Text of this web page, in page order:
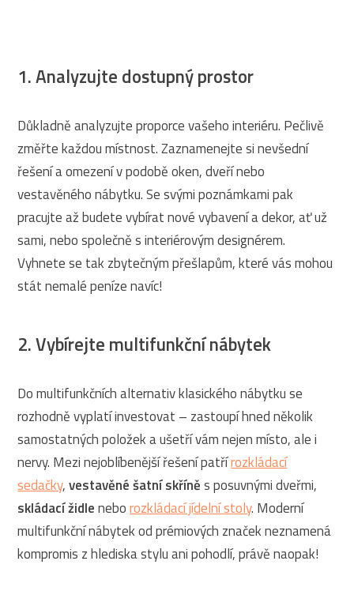
1. Analyzujte dostupný prostor
Důkladně analyzujte proporce vašeho interiéru. Pečlivě
změřte každou místnost. Zaznamenejte si nevšední
řešení a omezení v podobě oken, dveří nebo
vestavěného nábytku. Se svými poznámkami pak
pracujte až budete vybírat nové vybavení a dekor, ať už
sami, nebo společně s interiérovým designérem.
Vyhnete se tak zbytečným přešlapům, které vás mohou
stát nemalé peníze navíc!
2. Vybírejte multifunkční nábytek
Do multifunkčních alternativ klasického nábytku se
rozhodně vyplatí investovat – zastoupí hned několik
samostatných položek a ušetří vám nejen místo, ale i
nervy. Mezi nejoblíbenější řešení patřírozkládací
sedačky,vestavěné šatní skříněs posuvnými dveřmi,
skládací židleneborozkládací jídelní stoly. Moderní
multifunkční nábytek od prémiových značek neznamená
kompromis z hlediska stylu ani pohodlí, právě naopak!